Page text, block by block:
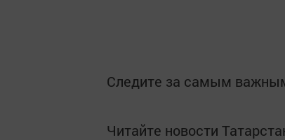
Следите за самым
Читайте новости